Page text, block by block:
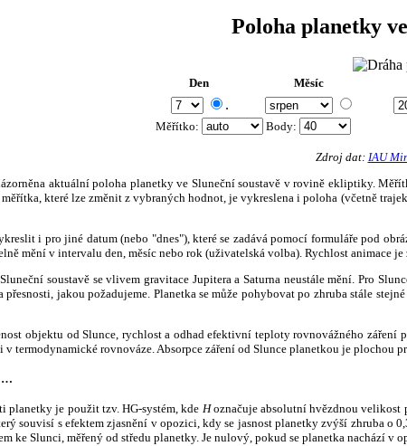
Poloha planetky
Den Měsíc
.
Měřítko: Body:
Zdroj dat: IAU
aktuální poloha planetky ve Sluneční soustavě v rovině ekliptiky.
které lze změnit z vybraných hodnot, je vykreslena i poloha (včetně
i pro jiné datum (nebo "dnes"), které se zadává pomocí formuláře pod
mění v intervalu den, měsíc nebo rok (uživatelská volba). Rychlost animace
soustavě se vlivem gravitace Jupitera a Saturna neustále mění. Pro
přesnosti, jakou požadujeme. Planetka se může pohybovat po zhruba stále
objektu od Slunce, rychlost a odhad efektivní teploty rovnovážného záření
termodynamické rovnováze. Absorpce záření od Slunce planetkou je plochou
…
planetky je použit tzv. HG-systém, kde Hoznačuje absolutní hvězdnou velikost
souvisí s efektem zjasnění v opozici, kdy se jasnost planetky zvýší zhruba o
ke Slunci, měřený od středu planetky. Je nulový, pokud se planetka nachází v